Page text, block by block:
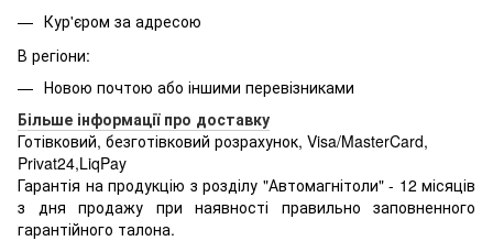
Кур'єром за адресою
В регіони:
Новою почтою або іншими перевізниками
Більше інформації про доставку
Готівковий, безготівковий розрахунок, Visa/MasterCard,
Privat24,LiqPay
Гарантія на продукцію з розділу "Автомагнітоли" - 12 місяців
з дня продажу при наявності правильно заповненного
гарантійного талона.